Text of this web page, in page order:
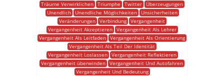
Träume Verwirklichen Triumphe Twitter
Überzeugungen
Unendlich
Unendliche Möglichkeiten
Unsicherheiten
Veränderungen Verbindung Vergangenheit
Vergangenheit Akzeptieren
Vergangenheit Als Lehrer
Vergangenheit Als Leitfaden Vergangenheit Als Orientierung
Vergangenheit Als Teil Der Identität
Vergangenheit Loslassen
Vergangenheit Reflektieren
Vergangenheit überwinden Vergangenheit Und Autofahren
Vergangenheit Und Bedeutung